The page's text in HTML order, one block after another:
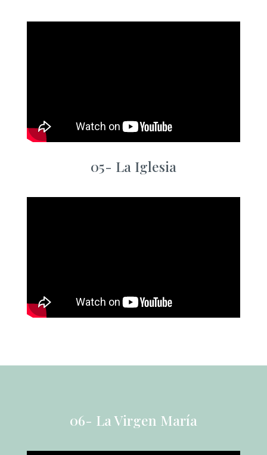
05- La Iglesia
06- La Virgen María